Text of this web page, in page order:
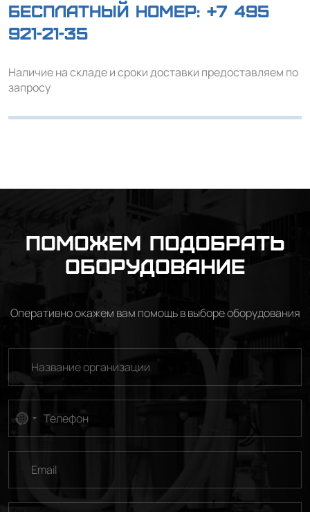
Бесплатный номер: +7 495
921-21-35
Наличие на складе и сроки доставки предоставляем по
запросу
Поможем подобрать
оборудование
Оперативно окажем вам помощь в выборе оборудования
No